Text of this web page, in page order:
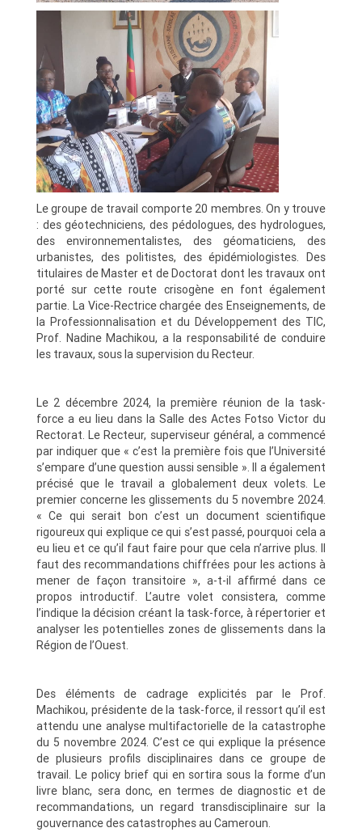
Le groupe de travail comporte 20 membres. On y trouve
: des géotechniciens, des pédologues, des hydrologues,
des environnementalistes, des géomaticiens, des
urbanistes, des politistes, des épidémiologistes. Des
titulaires de Master et de Doctorat dont les travaux ont
porté sur cette route crisogène en font également
partie. La Vice-Rectrice chargée des Enseignements, de
la Professionnalisation et du Développement des TIC,
Prof. Nadine Machikou, a la responsabilité de conduire
les travaux, sous la supervision du Recteur.
Le 2 décembre 2024, la première réunion de la task-
force a eu lieu dans la Salle des Actes Fotso Victor du
Rectorat. Le Recteur, superviseur général, a commencé
par indiquer que « c’est la première fois que l’Université
s’empare d’une question aussi sensible ». Il a également
précisé que le travail a globalement deux volets. Le
premier concerne les glissements du 5 novembre 2024.
« Ce qui serait bon c’est un document scientifique
rigoureux qui explique ce qui s’est passé, pourquoi cela a
eu lieu et ce qu’il faut faire pour que cela n’arrive plus. Il
faut des recommandations chiffrées pour les actions à
mener de façon transitoire », a-t-il affirmé dans ce
propos introductif. L’autre volet consistera, comme
l’indique la décision créant la task-force, à répertorier et
analyser les potentielles zones de glissements dans la
Région de l’Ouest.
Des éléments de cadrage explicités par le Prof.
Machikou, présidente de la task-force, il ressort qu’il est
attendu une analyse multifactorielle de la catastrophe
du 5 novembre 2024. C’est ce qui explique la présence
de plusieurs profils disciplinaires dans ce groupe de
travail. Le policy brief qui en sortira sous la forme d’un
livre blanc, sera donc, en termes de diagnostic et de
recommandations, un regard transdisciplinaire sur la
gouvernance des catastrophes au Cameroun.